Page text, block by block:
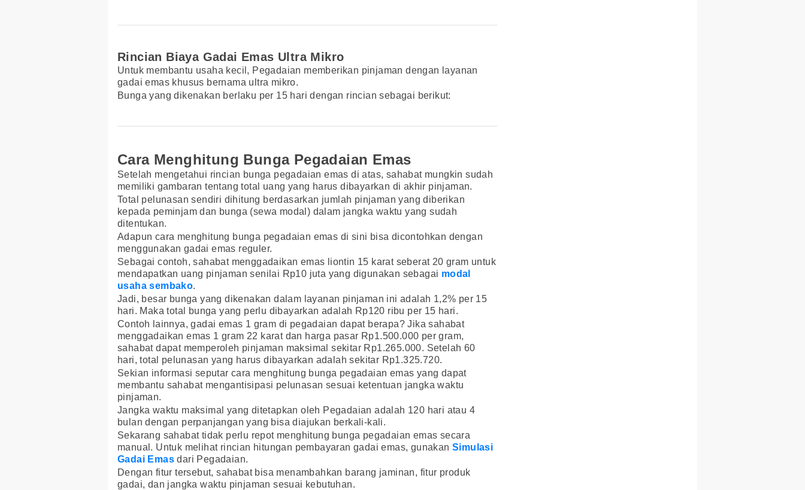
Rincian Biaya Gadai Emas Ultra Mikro
Untuk membantu usaha kecil, Pegadaian memberikan pinjaman dengan layanan
gadai emas khusus bernama ultra mikro.
Bunga yang dikenakan berlaku per 15 hari dengan rincian sebagai berikut:
Cara Menghitung Bunga Pegadaian Emas
Setelah mengetahui rincian bunga pegadaian emas di atas, sahabat mungkin sudah
memiliki gambaran tentang total uang yang harus dibayarkan di akhir pinjaman.
Total pelunasan sendiri dihitung berdasarkan jumlah pinjaman yang diberikan
kepada peminjam dan bunga (sewa modal) dalam jangka waktu yang sudah
ditentukan.
Adapun cara menghitung bunga pegadaian emas di sini bisa dicontohkan dengan
menggunakan gadai emas reguler.
Sebagai contoh, sahabat menggadaikan emas liontin 15 karat seberat 20 gram untuk
mendapatkan uang pinjaman senilai Rp10 juta yang digunakan sebagai modal
usaha sembako.
Jadi, besar bunga yang dikenakan dalam layanan pinjaman ini adalah 1,2% per 15
hari. Maka total bunga yang perlu dibayarkan adalah Rp120 ribu per 15 hari.
Contoh lainnya, gadai emas 1 gram di pegadaian dapat berapa? Jika sahabat
menggadaikan emas 1 gram 22 karat dan harga pasar Rp1.500.000 per gram,
sahabat dapat memperoleh pinjaman maksimal sekitar Rp1.265.000. Setelah 60
hari, total pelunasan yang harus dibayarkan adalah sekitar Rp1.325.720.
Sekian informasi seputar cara menghitung bunga pegadaian emas yang dapat
membantu sahabat mengantisipasi pelunasan sesuai ketentuan jangka waktu
pinjaman.
Jangka waktu maksimal yang ditetapkan oleh Pegadaian adalah 120 hari atau 4
bulan dengan perpanjangan yang bisa diajukan berkali-kali.
Sekarang sahabat tidak perlu repot menghitung bunga pegadaian emas secara
manual. Untuk melihat rincian hitungan pembayaran gadai emas, gunakan Simulasi
Gadai Emas dari Pegadaian.
Dengan fitur tersebut, sahabat bisa menambahkan barang jaminan, fitur produk
gadai, dan jangka waktu pinjaman sesuai kebutuhan.